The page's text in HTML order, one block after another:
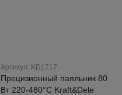
Артикул: KD1717
Прецизионный паяльник 80
Вт 220-480°C Kraft&Dele